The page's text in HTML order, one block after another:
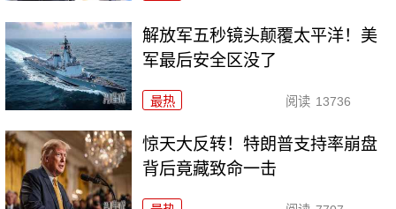
解放军五秒镜头颠覆太平洋！美
军最后安全区没了
最热 阅读 13736
惊天大反转！特朗普支持率崩盘
背后竟藏致命一击